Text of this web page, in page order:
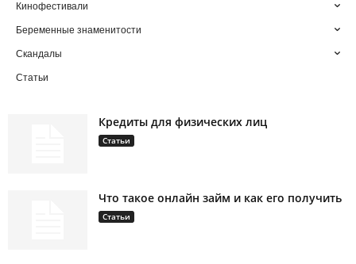
Кинофестивали
Беременные знаменитости
Скандалы
Статьи
Кредиты для физических лиц
Статьи
Что такое онлайн займ и как его получить
Статьи